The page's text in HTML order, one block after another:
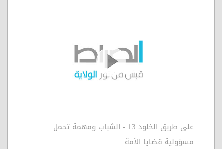
على طريق الخلود 13 - الشباب ومهمة تحمل
مسؤولية قضايا الأمة